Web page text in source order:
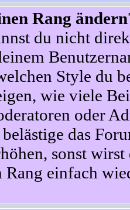
Rang
du nicht
Style du
wie viele
oder
das
sonst
einfach